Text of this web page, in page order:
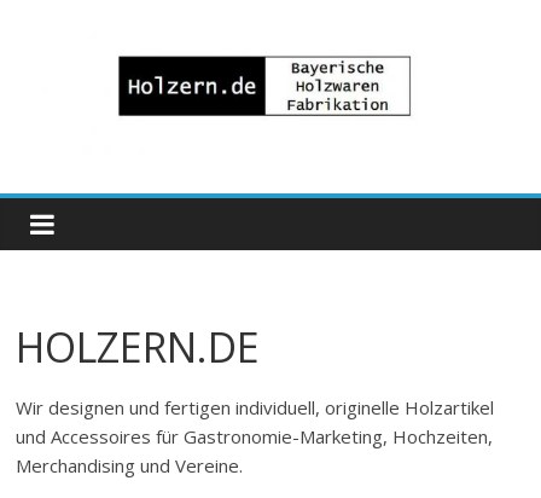
Bayrische
Holzwaren
Fabrikation
HOLZERN.DE
Wir designen und fertigen individuell, originelle Holzartikel
und Accessoires für Gastronomie-Marketing, Hochzeiten,
Merchandising und Vereine.